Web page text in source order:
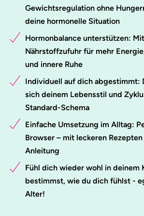
Gewichtsregulation ohne
deine hormonelle Situation
Hormonbalance unterstützen:
Nährstoffzufuhr für mehr
und innere Ruhe
Individuell auf dich abgestimmt:
sich deinem Lebensstil und
Standard-Schema
Einfache Umsetzung im Alltag:
Browser – mit leckeren
Anleitung
Fühl dich wieder wohl in deinem
bestimmst, wie du dich fühlst -
Alter!